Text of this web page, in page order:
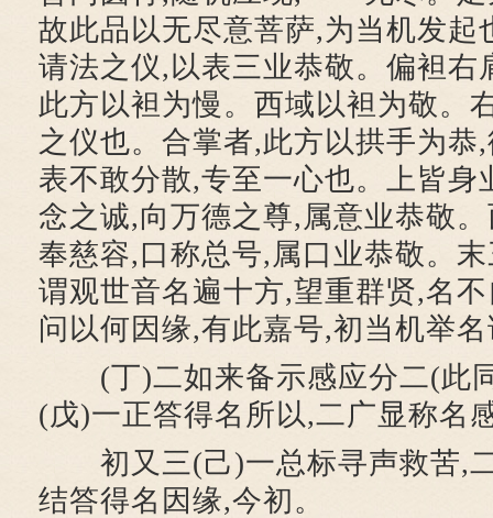
故此品以无尽意菩萨,为当机发起
请法之仪,以表三业恭敬。偏袒右
此方以袒为慢。西域以袒为敬。
之仪也。合掌者,此方以拱手为恭
表不敢分散,专至一心也。上皆身
念之诚,向万德之尊,属意业恭敬
奉慈容,口称总号,属口业恭敬。
谓观世音名遍十方,望重群贤,名
问以何因缘,有此嘉号,初当机举
(丁)二如来备示感应分二(此
(戊)一正答得名所以,二广显称名
初又三(己)一总标寻声救苦,
结答得名因缘,今初。